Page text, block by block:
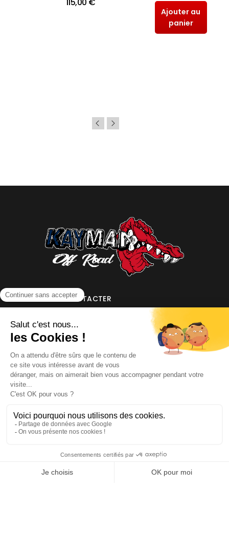
115,00 €
Ajouter au
panier
NOUS CONTACTER
INFORMATIONS
NOS PARTENAIRES
HORAIRES D'OUVERTURE
Création site ecommerce : SFIlMentions Légales